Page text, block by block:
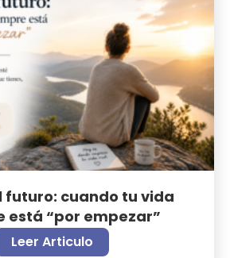
futuro: cuando tu vida
está “por empezar”
Leer Articulo